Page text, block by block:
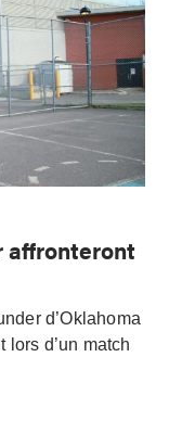
affronteront
d’Oklahoma
d’un match